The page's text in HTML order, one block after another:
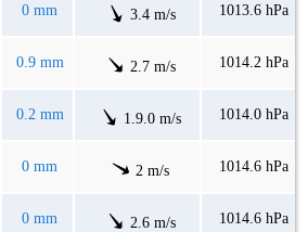
0 mm 3.4 m/s 1013.6 hPa
0.9 mm 2.7 m/s 1014.2 hPa
0.2 mm 1.9.0 m/s 1014.0 hPa
0 mm 2 m/s 1014.6 hPa
0 mm 2.6 m/s 1014.6 hPa